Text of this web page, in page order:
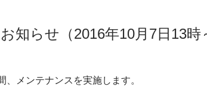
知らせ（2016年10月7日13時
、メンテナンスを実施します。